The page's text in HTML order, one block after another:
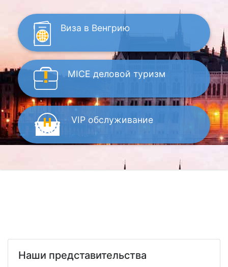
Виза в Венгрию
MICE деловой туризм
VIP обслуживание
Наши представительства